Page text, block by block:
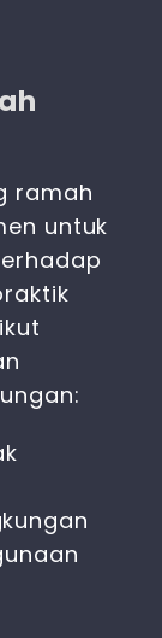
ramah
untuk